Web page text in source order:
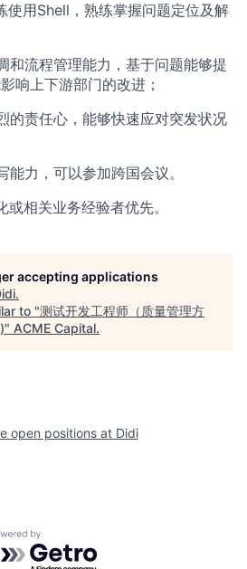
使用Shell，熟练掌握问题定位及解
和流程管理能力，基于问题能够提
响上下游部门的改进；
的责任心，能够快速应对突发状况
力，可以参加跨国会议。
相关业务经验者优先。
accepting applications
.
to "测试开发工程师（质量管理方
" ACME Capital.
open positions at Didi
by Getro.com